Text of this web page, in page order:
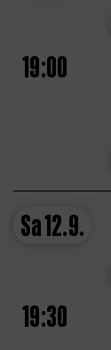
19:00
Sa12.9.
19:30